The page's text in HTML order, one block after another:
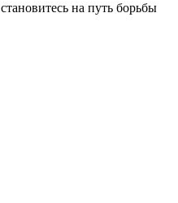
на путь борьбы